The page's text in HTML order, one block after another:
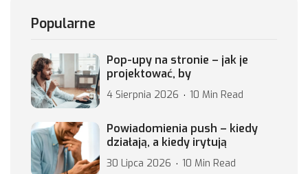
Popularne
Pop-upy na stronie – jak je
projektować, by
4 Sierpnia 2026 10 Min Read
Powiadomienia push – kiedy
działają, a kiedy irytują
30 Lipca 2026 10 Min Read